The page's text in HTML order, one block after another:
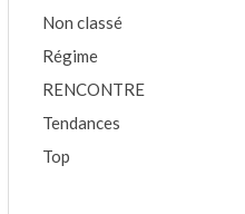
Non classé
Régime
RENCONTRE
Tendances
Top